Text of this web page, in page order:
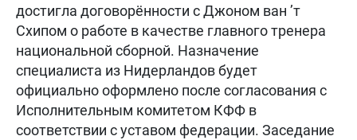
достигла договорённости с Джоном ван ’т
Схипом о работе в качестве главного тренера
национальной сборной. Назначение
специалиста из Нидерландов будет
официально оформлено после согласования с
Исполнительным комитетом КФФ в
соответствии с уставом федерации. Заседание